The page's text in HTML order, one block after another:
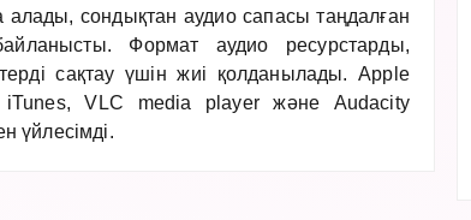
алады, сондықтан аудио сапасы таңдалған
Формат аудио ресурстарды,
сақтау үшін жиі қолданылады. Apple
iTunes, VLC media player және Audacity
үйлесімді.